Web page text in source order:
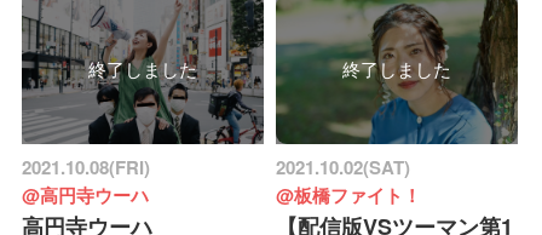
終了しました
2021.10.08(FRI)
@高円寺ウーハ
高円寺ウーハ
終了しました
2021.10.02(SAT)
@板橋ファイト！
【配信版VSツーマン第1